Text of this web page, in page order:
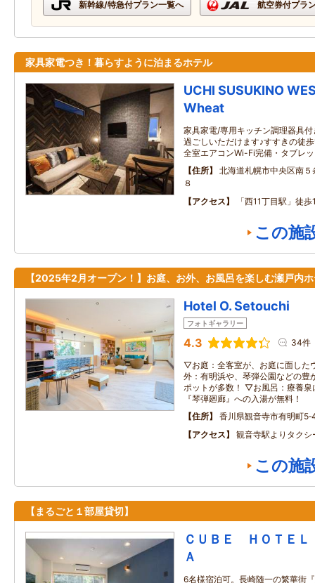
新幹線/特急付プラン一覧へ 航空券付プラ
家具家電つき！暮らすように泊まるホテル
UCHI SUSUKINO
Wheat
家具家電/専用キッチン調理器具
過ごしいただけます♪すすきの徒
全室エアコンWi-Fi完備・タブレ
住所
北海道札幌市中央区南
８
アクセス
「西11丁目駅」徒
この施
【2025年2月オープン！】お庭、お外、お風呂を楽しむ瀬戸内
Hotel O. Setouchi
フォトギャラリー
4.3 34件
▽お庭：全客室が、お庭に面した
外：有明浜や、琴弾公園などの豊
ポットが多数！ ▽お風呂：療養泉
『琴弾廻廊』への入湯が無料！
住所
香川県観音寺市有明町
アクセス
観音寺駅よりタクシ
この施
【まるごと１部屋貸切】
ＣＵＢＥ ＨＯＴＥ
Ａ
6名様宿泊可。長崎随一の繁華街